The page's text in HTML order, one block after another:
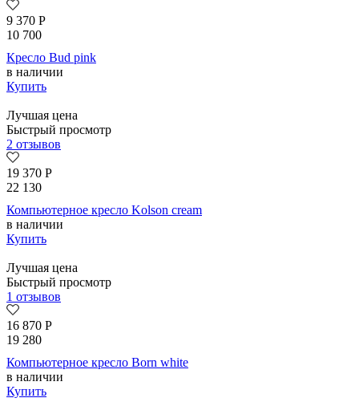
9 370 Р
10 700
Кресло Bud pink
в наличии
Купить
Лучшая цена
Быстрый просмотр
2 отзывов
19 370 Р
22 130
Компьютерное кресло Kolson сream
в наличии
Купить
Лучшая цена
Быстрый просмотр
1 отзывов
16 870 Р
19 280
Компьютерное кресло Born whitе
в наличии
Купить